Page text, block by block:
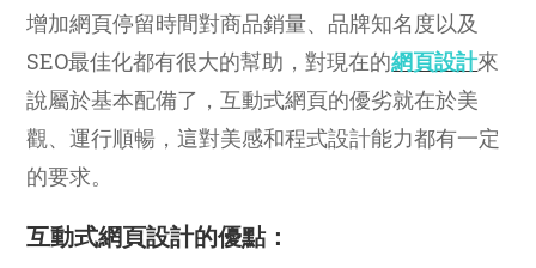
增加網頁停留時間對商品銷量、品牌知名度以及
SEO最佳化都有很大的幫助，對現在的網頁設計來
說屬於基本配備了，互動式網頁的優劣就在於美
觀、運行順暢，這對美感和程式設計能力都有一定
的要求。
互動式網頁設計的優點：